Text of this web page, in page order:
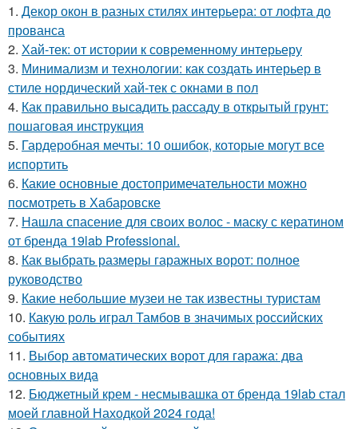
1. Декор окон в разных стилях интерьера: от лофта до
прованса
2. Хай-тек: от истории к современному интерьеру
3. Минимализм и технологии: как создать интерьер в
стиле нордический хай-тек с окнами в пол
4. Как правильно высадить рассаду в открытый грунт:
пошаговая инструкция
5. Гардеробная мечты: 10 ошибок, которые могут все
испортить
6. Какие основные достопримечательности можно
посмотреть в Хабаровске
7. Нашла спасение для своих волос - маску с кератином
от бренда 19lab Professional.
8. Как выбрать размеры гаражных ворот: полное
руководство
9. Какие небольшие музеи не так известны туристам
10. Какую роль играл Тамбов в значимых российских
событиях
11. Выбор автоматических ворот для гаража: два
основных вида
12. Бюджетный крем - несмывашка от бренда 19lab стал
моей главной Находкой 2024 года!